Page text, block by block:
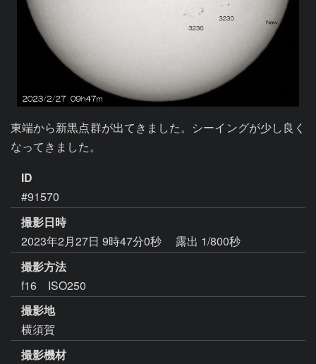
東端から新黒点群が出てきました。シーイングが少し良く
なってきました。
ID
#91570
撮影日時
2023年2月27日 9時47分0秒
露出 1/800秒
撮影方法
f16 ISO250
撮影地
横須賀
撮影機材